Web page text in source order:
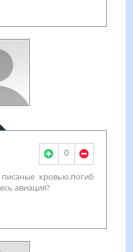
0
кровью.погиб
авиация?